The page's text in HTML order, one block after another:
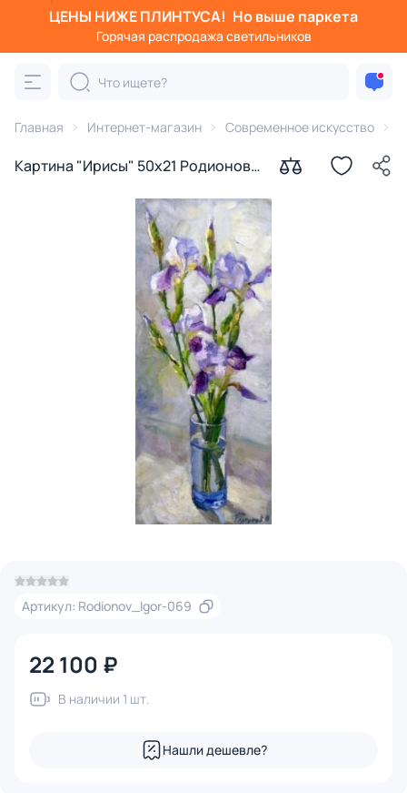
ЦЕНЫ НИЖЕ ПЛИНТУСА! Но выше паркета
Горячая распродажа светильников
Главная Интернет-магазин Современное искусство
Картина "Ирисы" 50х21 Родионов
Артикул: Rodionov_Igor-069
22 100 ₽
В наличии 1 шт.
Нашли дешевле?